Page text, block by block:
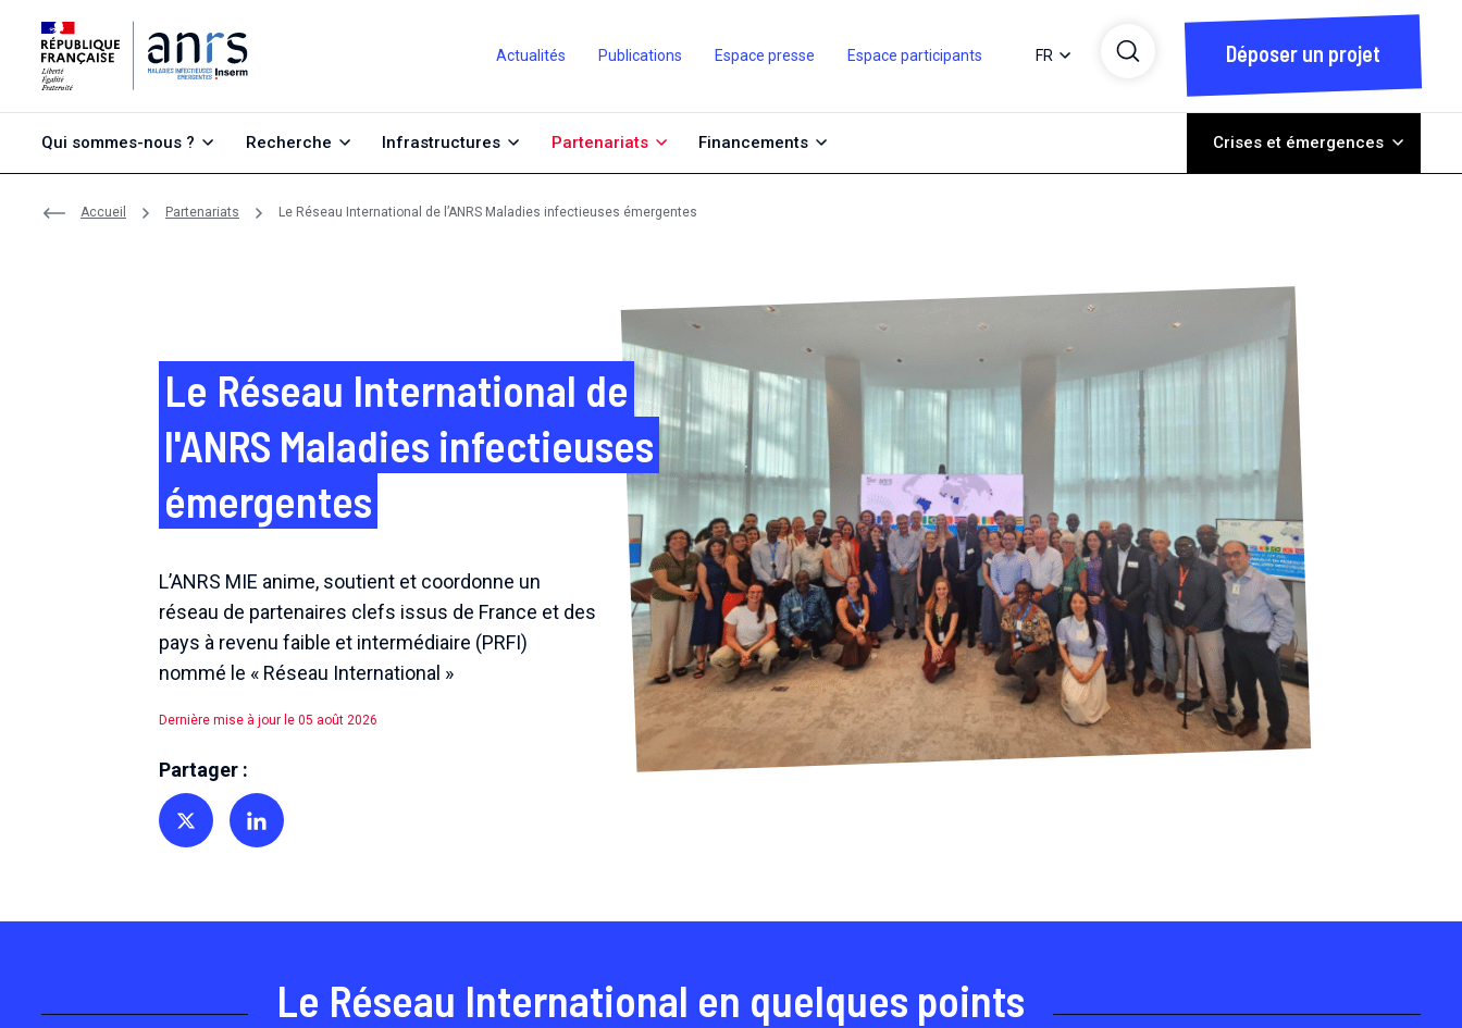
Actualités Publications Espace presse Espace participants FR Déposer un projet
Qui sommes-nous ? Recherche Infrastructures Partenariats Financements Crises et émergences
Accueil Partenariats Le Réseau International de l’ANRS Maladies infectieuses émergentes
Le Réseau International de
l'ANRS Maladies infectieuses
émergentes
L’ANRS MIE anime, soutient et coordonne un
réseau de partenaires clefs issus de France et des
pays à revenu faible et intermédiaire (PRFI)
nommé le « Réseau International »
Dernière mise à jour le 05 août 2026
Partager :
Partager sur TwitterPartager sur Linkedin
Le Réseau International en quelques points